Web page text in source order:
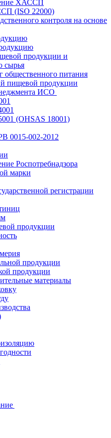
ХАССП
(ISO 22000)
контроля на основе
продукции и
сырья
общественного питания
пищевой продукции
ИСО
(OHSAS 18001)
0015-002-2012
Роспотребнадзора
марки
регистрации
продукции
продукции
продукции
материалы